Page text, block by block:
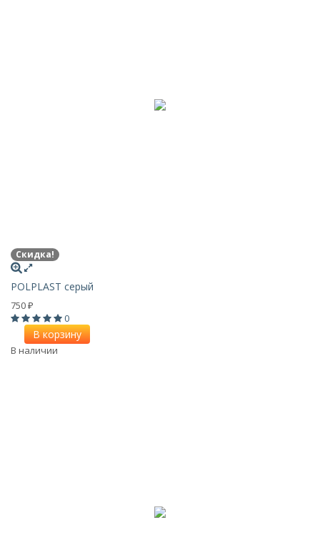
Скидка!
POLPLAST серый
750 ₽
0
В корзину
В наличии